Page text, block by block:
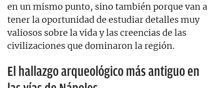
en un mismo punto, sino también porque van a
tener la oportunidad de estudiar detalles muy
valiosos sobre la vida y las creencias de las
civilizaciones que dominaron la región.
El hallazgo arqueológico más antiguo en